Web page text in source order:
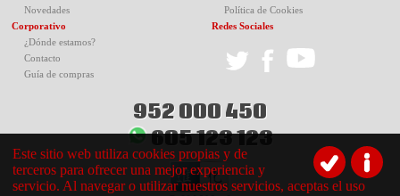
Novedades
Corporativo
¿Dónde estamos?
Contacto
Guía de compras
Política de Cookies
Redes Sociales
952 000 450
605 123 123
Este sitio web utiliza cookies propias y de
terceros para ofrecer una mejor experiencia y
servicio. Al navegar o utilizar nuestros servicios, aceptas el uso